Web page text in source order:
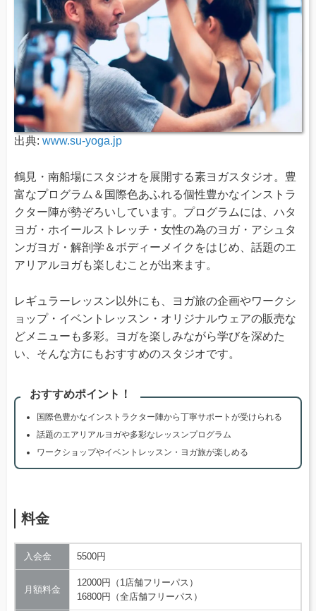
出典: www.su-yoga.jp
鶴見・南船場にスタジオを展開する素ヨガスタジオ。豊
富なプログラム＆国際色あふれる個性豊かなインストラ
クター陣が勢ぞろいしています。プログラムには、ハタ
ヨガ・ホイールストレッチ・女性の為のヨガ・アシュタ
ンガヨガ・解剖学＆ボディーメイクをはじめ、話題のエ
アリアルヨガも楽しむことが出来ます。
レギュラーレッスン以外にも、ヨガ旅の企画やワークシ
ョップ・イベントレッスン・オリジナルウェアの販売な
どメニューも多彩。ヨガを楽しみながら学びを深めた
い、そんな方にもおすすめのスタジオです。
おすすめポイント！
国際色豊かなインストラクター陣から丁寧サポートが受けられる
話題のエアリアルヨガや多彩なレッスンプログラム
ワークショップやイベントレッスン・ヨガ旅が楽しめる
料金
入会金 5500円
月額料金
12000円（1店舗フリーパス）
16800円（全店舗フリーパス）